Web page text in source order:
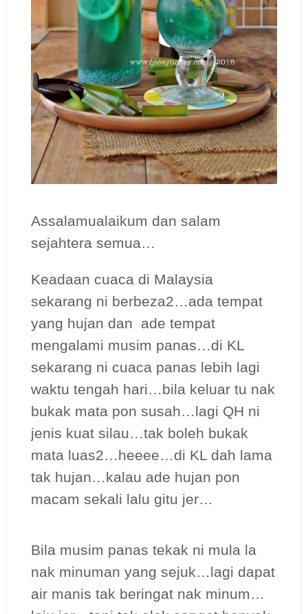
Assalamualaikum dan salam
sejahtera semua…
Keadaan cuaca di Malaysia
sekarang ni berbeza2…ada tempat
yang hujan dan ade tempat
mengalami musim panas…di KL
sekarang ni cuaca panas lebih lagi
waktu tengah hari…bila keluar tu nak
bukak mata pon susah…lagi QH ni
jenis kuat silau…tak boleh bukak
mata luas2…heeee…di KL dah lama
tak hujan…kalau ade hujan pon
macam sekali lalu gitu jer…
Bila musim panas tekak ni mula la
nak minuman yang sejuk…lagi dapat
air manis tak beringat nak minum…